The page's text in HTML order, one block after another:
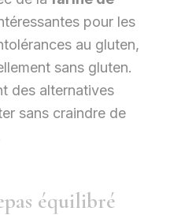
pour les
au gluten,
sans gluten.
des alternatives
sans craindre de
équilibré